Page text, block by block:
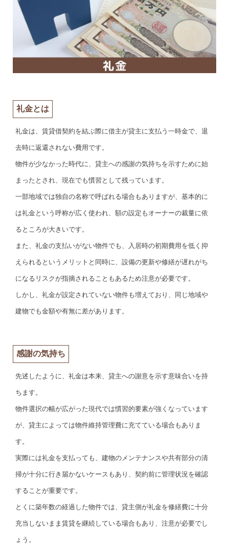
礼金とは
礼金は、賃貸借契約を結ぶ際に借主が貸主に支払う一時金で、退
去時に返還されない費用です。
物件が少なかった時代に、貸主への感謝の気持ちを示すために始
まったとされ、現在でも慣習として残っています。
一部地域では独自の名称で呼ばれる場合もありますが、基本的に
は礼金という呼称が広く使われ、額の設定もオーナーの裁量に依
るところが大きいです。
また、礼金の支払いがない物件でも、入居時の初期費用を低く抑
えられるというメリットと同時に、設備の更新や修繕が遅れがち
になるリスクが指摘されることもあるため注意が必要です。
しかし、礼金が設定されていない物件も増えており、同じ地域や
建物でも金額や有無に差があります。
感謝の気持ち
先述したように、礼金は本来、貸主への謝意を示す意味合いを持
ちます。
物件選択の幅が広がった現代では慣習的要素が強くなっています
が、貸主によっては物件維持管理費に充てている場合もありま
す。
実際には礼金を支払っても、建物のメンテナンスや共有部分の清
掃が十分に行き届かないケースもあり、契約前に管理状況を確認
することが重要です。
とくに築年数の経過した物件では、貸主側が礼金を修繕費に十分
充当しないまま賃貸を継続している場合もあり、注意が必要でし
ょう。